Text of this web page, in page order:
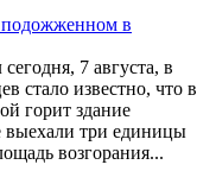
в
7 августа, в
стало известно, что в
горит здание
выехали три единицы
возгорания...